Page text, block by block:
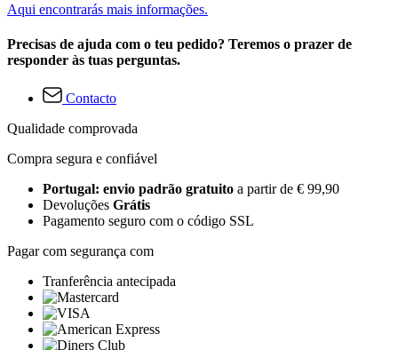
Aqui encontrarás mais informações.
Precisas de ajuda com o teu pedido? Teremos o prazer de
responder às tuas perguntas.
Contacto
Qualidade comprovada
Compra segura e confiável
Portugal: envio padrão gratuito a partir de € 99,90
Devoluções Grátis
Pagamento seguro com o código SSL
Pagar com segurança com
Tranferência antecipada